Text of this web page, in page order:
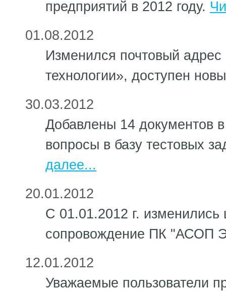
предприятий в 2012 году.
01.08.2012
Изменился почтовый
технологии», доступен
30.03.2012
Добавлены 14 документов
вопросы в базу тестовых
далее...
20.01.2012
С 01.01.2012 г. изменились
сопровождение ПК "АСОП
12.01.2012
Уважаемые пользователи